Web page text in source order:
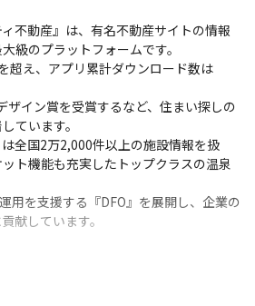
不動産』は、有名不動産サイトの情報
級のプラットフォームです。
超え、アプリ累計ダウンロード数は
ザイン賞を受賞するなど、住まい探しの
ています。
全国2万2,000件以上の施設情報を扱
ト機能も充実したトップクラスの温泉
用を支援する『DFO』を展開し、企業の
献しています。
新規領域への挑戦を加速させる「第二